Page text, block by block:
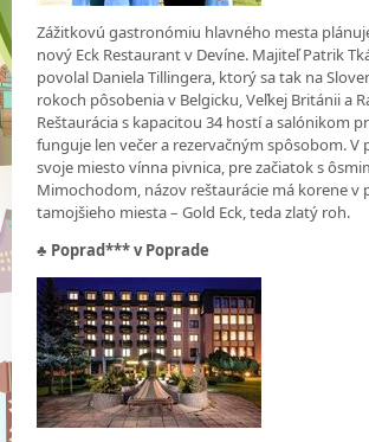
Zážitkovú gastronómiu hlavného mesta
nový Eck Restaurant v Devíne. Majiteľ Patrik
povolal Daniela Tillingera, ktorý sa tak na
rokoch pôsobenia v Belgicku, Veľkej Británii a
Reštaurácia s kapacitou 34 hostí a salónikom
funguje len večer a rezervačným spôsobom. V
svoje miesto vínna pivnica, pre začiatok s
Mimochodom, názov reštaurácie má korene v
tamojšieho miesta – Gold Eck, teda zlatý roh.
♣ Poprad*** v Poprade